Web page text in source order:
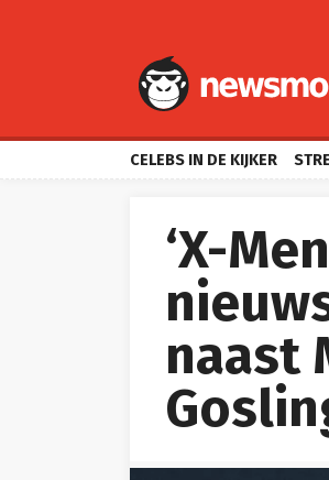
CELEBS IN DE KIJKER
‘X-
naast